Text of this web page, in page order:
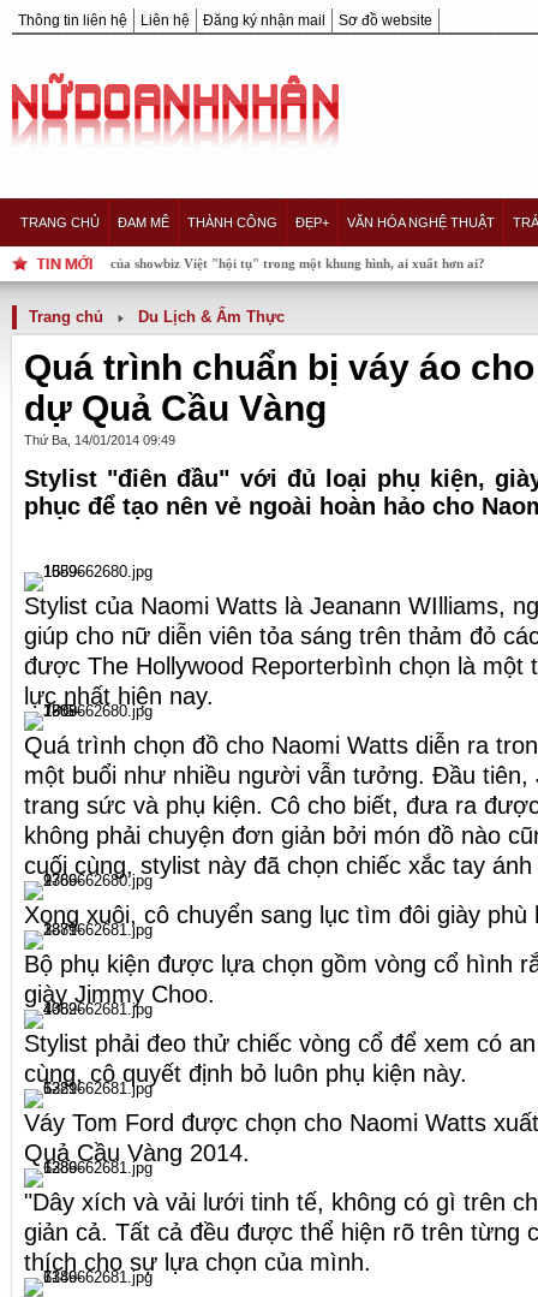
Thông tin liên hệ Liên hệ Đăng ký nhận mail Sơ đồ website
TRANG CHỦ ĐAM MÊ THÀNH CÔNG ĐẸP+ VĂN HÓA NGHỆ THUẬT
Hậu của showbiz Việt "hội tụ" trong một khung hình, ai xuất hơn ai?
Trang chủ Du Lịch & Ẩm Thực
Quá trình chuẩn bị váy áo
dự Quả Cầu Vàng
Thứ Ba, 14/01/2014 09:49
Stylist "điên đầu" với đủ loại phụ kiện,
phục để tạo nên vẻ ngoài hoàn hảo cho
Stylist của Naomi Watts là Jeanann WIlliams,
giúp cho nữ diễn viên tỏa sáng trên thảm đỏ
được The Hollywood Reporterbình chọn là một
lực nhất hiện nay.
Quá trình chọn đồ cho Naomi Watts diễn ra
một buổi như nhiều người vẫn tưởng. Đầu tiên,
trang sức và phụ kiện. Cô cho biết, đưa ra
không phải chuyện đơn giản bởi món đồ nào
cuối cùng, stylist này đã chọn chiếc xắc tay
Xong xuôi, cô chuyển sang lục tìm đôi giày
Bộ phụ kiện được lựa chọn gồm vòng cổ hình
giày Jimmy Choo.
Stylist phải đeo thử chiếc vòng cổ để xem có
cùng, cô quyết định bỏ luôn phụ kiện này.
Váy Tom Ford được chọn cho Naomi Watts
Quả Cầu Vàng 2014.
"Dây xích và vải lưới tinh tế, không có gì trên
giản cả. Tất cả đều được thể hiện rõ trên từng
thích cho sự lựa chọn của mình.